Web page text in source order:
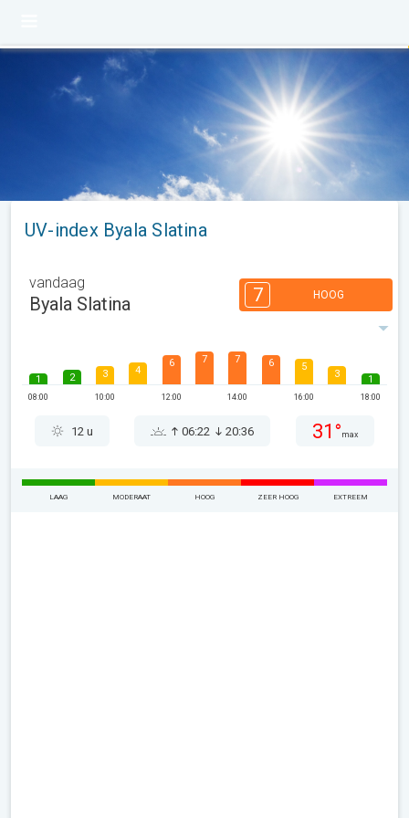
UV-index Byala Slatina
vandaag
Byala Slatina 7 HOOG
1
08:00
2 3
10:00
4
6
12:00
7 7
14:00
6 5
16:00
3 1
18:00
12 u 06:22 20:36 31° max
LAAG MODERAAT HOOG ZEER HOOG EXTREEM